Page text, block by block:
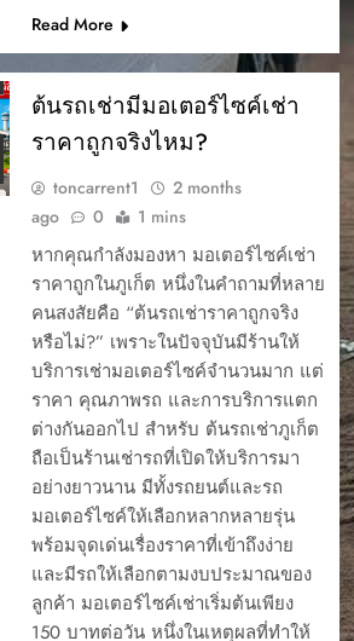
Read More
ต้นรถเช่ามีมอเตอร์ไซค์เช่า
ราคาถูกจริงไหม?
toncarrent1
2 months
ago
0 1 mins
หากคุณกำลังมองหา มอเตอร์ไซค์เช่า
ราคาถูกในภูเก็ต หนึ่งในคำถามที่หลาย
คนสงสัยคือ “ต้นรถเช่าราคาถูกจริง
หรือไม่?” เพราะในปัจจุบันมีร้านให้
บริการเช่ามอเตอร์ไซค์จำนวนมาก แต่
ราคา คุณภาพรถ และการบริการแตก
ต่างกันออกไป สำหรับ ต้นรถเช่าภูเก็ต
ถือเป็นร้านเช่ารถที่เปิดให้บริการมา
อย่างยาวนาน มีทั้งรถยนต์และรถ
มอเตอร์ไซค์ให้เลือกหลากหลายรุ่น
พร้อมจุดเด่นเรื่องราคาที่เข้าถึงง่าย
และมีรถให้เลือกตามงบประมาณของ
ลูกค้า มอเตอร์ไซค์เช่าเริ่มต้นเพียง
150 บาทต่อวัน หนึ่งในเหตุผลที่ทำให้